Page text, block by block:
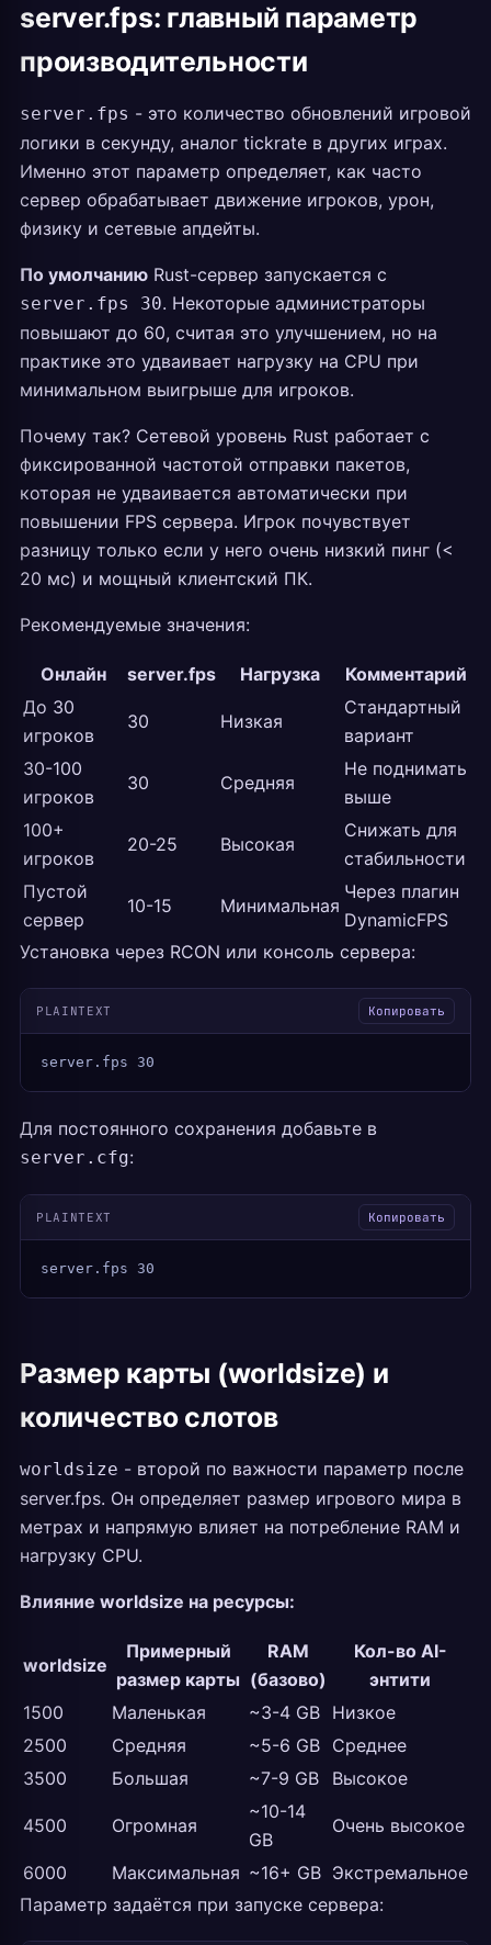
server.fps: главный параметр
производительности
server.fps - это количество обновлений игровой
логики в секунду, аналог tickrate в других играх.
Именно этот параметр определяет, как часто
сервер обрабатывает движение игроков, урон,
физику и сетевые апдейты.
По умолчанию Rust-сервер запускается с
server.fps 30. Некоторые администраторы
повышают до 60, считая это улучшением, но на
практике это удваивает нагрузку на CPU при
минимальном выигрыше для игроков.
Почему так? Сетевой уровень Rust работает с
фиксированной частотой отправки пакетов,
которая не удваивается автоматически при
повышении FPS сервера. Игрок почувствует
разницу только если у него очень низкий пинг (<
20 мс) и мощный клиентский ПК.
Рекомендуемые значения:
Онлайн server.fps Нагрузка
Комментарий
До 30
игроков
30 Низкая
Стандартный
вариант
30-100
игроков
30 Средняя
Не поднимать
выше
100+
игроков
20-25 Высокая
Снижать для
стабильности
Пустой
сервер
10-15 Минимальная
Через плагин
DynamicFPS
Установка через RCON или консоль сервера:
PLAINTEXT Копировать
server.fps 30
Для постоянного сохранения добавьте в
server.cfg:
PLAINTEXT Копировать
server.fps 30
Размер карты (worldsize) и
количество слотов
worldsize - второй по важности параметр после
server.fps. Он определяет размер игрового мира в
метрах и напрямую влияет на потребление RAM и
нагрузку CPU.
Влияние worldsize на ресурсы:
worldsize
Примерный
размер карты
RAM
(базово)
Кол-во AI-
энтити
1500
Маленькая ~3-4 GB Низкое
2500
Средняя ~5-6 GB Среднее
3500
Большая ~7-9 GB Высокое
4500 Огромная
~10-14
GB
Очень высокое
6000 Максимальная ~16+ GB Экстремальное
Параметр задаётся при запуске сервера: